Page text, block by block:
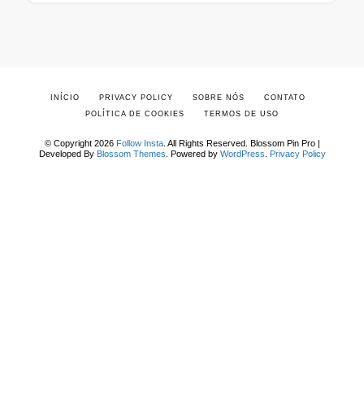
© Copyright 2026 Follow Insta. All Rights Reserved. Blossom Pin Pro |
Developed By Blossom Themes Powered by WordPress Privacy Policy
INÍCIO PRIVACY POLICY SOBRE NÓS
CONTATO
POLÍTICA DE COOKIES
TERMOS DE USO